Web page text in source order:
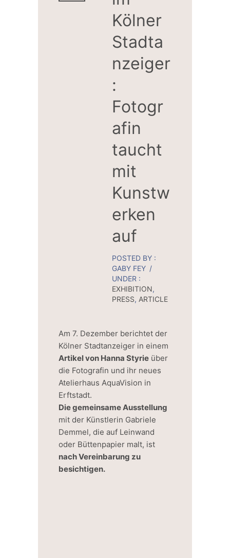
Kölner
Stadta
nzeiger
:
Fotogr
afin
taucht
mit
Kunstw
erken
auf
POSTED BY :
GABY FEY /
UNDER :
EXHIBITION,
PRESS, ARTICLE
Am 7. Dezember berichtet der
Kölner Stadtanzeiger in einem
Artikel von Hanna Styrie über
die Fotografin und ihr neues
Atelierhaus AquaVision in
Erftstadt.
Die gemeinsame Ausstellung
mit der Künstlerin Gabriele
Demmel, die auf Leinwand
oder Büttenpapier malt, ist
nach Vereinbarung zu
besichtigen.